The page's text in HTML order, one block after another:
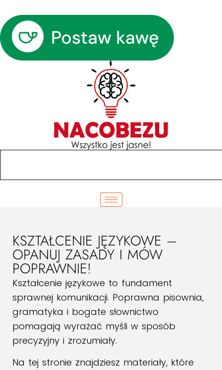
KSZTAŁCENIE JĘZYKOWE –
OPANUJ ZASADY I MÓW
POPRAWNIE!
Kształcenie językowe to fundament
sprawnej komunikacji. Poprawna pisownia,
gramatyka i bogate słownictwo
pomagają wyrażać myśli w sposób
precyzyjny i zrozumiały.
Na tej stronie znajdziesz materiały, które